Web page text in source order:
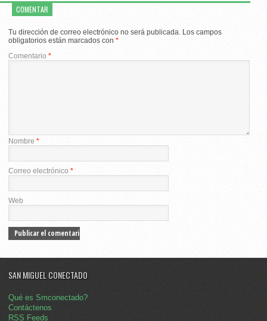
COMENTAR
Tu dirección de correo electrónico no será publicada. Los campos
obligatorios están marcados con *
Comentario *
Nombre *
Correo electrónico *
Web
SAN MIGUEL CONECTADO
Qué es Smconectado?
Contáctenos
RSS Feeds